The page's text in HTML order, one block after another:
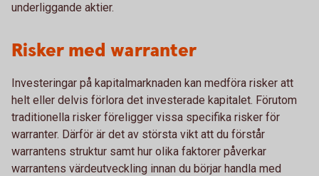
underliggande aktier.
Risker med warranter
Investeringar på kapitalmarknaden kan medföra risker att
helt eller delvis förlora det investerade kapitalet. Förutom
traditionella risker föreligger vissa specifika risker för
warranter. Därför är det av största vikt att du förstår
warrantens struktur samt hur olika faktorer påverkar
warrantens värdeutveckling innan du börjar handla med